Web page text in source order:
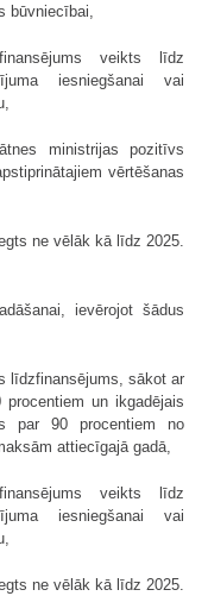
būvniecībai,
veikts līdz
iesniegšanai vai
ministrijas pozitīvs
vērtēšanas
ne vēlāk kā līdz 2025.
ievērojot šādus
līdzfinansējums, sākot ar
un ikgadējais
par 90 procentiem no
attiecīgajā gadā,
veikts līdz
iesniegšanai vai
ne vēlāk kā līdz 2025.